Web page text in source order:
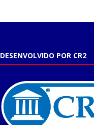
DESENVOLVIDO POR CR2